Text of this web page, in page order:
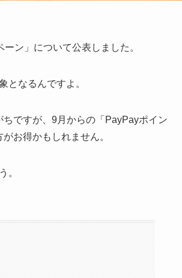
ン」について公表しました。
となるんですよ。
ですが、9月からの「PayPayポイン
お得かもしれません。
。